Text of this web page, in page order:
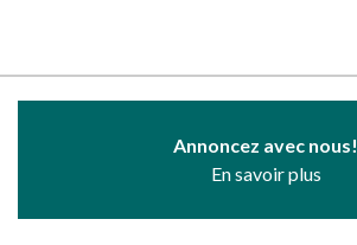
Annoncez avec nous!
En savoir plus